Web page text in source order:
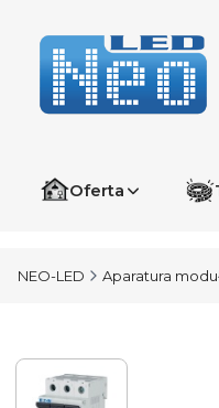
Oferta
NEO-LED Aparatura